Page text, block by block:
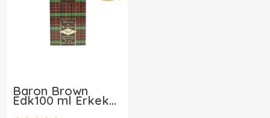
Baron Brown
Edk100 ml Erkek
Parfüm